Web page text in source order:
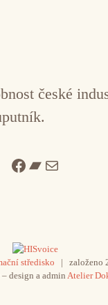
české
Facebook
Bandcamp
Mail
středisko | založeno
design a admin Atelier